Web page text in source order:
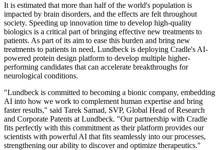
It is estimated that more than half of the world's population is
impacted by brain disorders, and the effects are felt throughout
society. Speeding up innovation time to develop high-quality
biologics is a critical part of bringing effective new treatments to
patients. As part of its aim to ease this burden and bring new
treatments to patients in need, Lundbeck is deploying Cradle's AI-
powered protein design platform to develop multiple higher-
performing candidates that can accelerate breakthroughs for
neurological conditions.
"Lundbeck is committed to becoming a bionic company, embedding
AI into how we work to complement human expertise and bring
faster results," said Tarek Samad, SVP, Global Head of Research
and Corporate Patents at Lundbeck. "Our partnership with Cradle
fits perfectly with this commitment as their platform provides our
scientists with powerful AI that fits seamlessly into our processes,
strengthening our ability to discover and optimize therapeutics."